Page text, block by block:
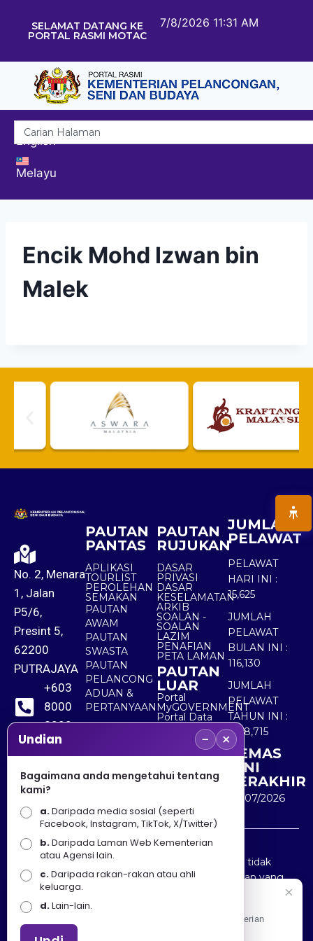
SELAMAT DATANG KE
PORTAL RASMI MOTAC
7/8/2026 11:31 AM
English
Melayu
Encik Mohd Izwan bin
Malek
No. 2, Menara
1, Jalan
P5/6,
Presint 5,
62200
PUTRAJAYA
+603
8000
8000
+603
8891
7100
PAUTAN
PANTAS
APLIKASI
TOURLIST
PEROLEHAN
SEMAKAN
PAUTAN
AWAM
PAUTAN
SWASTA
PAUTAN
PELANCONG
ADUAN &
PERTANYAAN
PAUTAN
RUJUKAN
DASAR
PRIVASI
DASAR
KESELAMATAN
ARKIB
SOALAN -
SOALAN
LAZIM
PENAFIAN
PETA LAMAN
PAUTAN
LUAR
Portal
MyGOVERNMENT
Portal Data
Terbuka
Sektor Awam
JUMLAH
PELAWAT
PELAWAT
HARI INI :
15,625
JUMLAH
PELAWAT
BULAN INI :
116,130
JUMLAH
PELAWAT
TAHUN INI :
5,518,715
KEMAS
KINI
TERAKHIR
30/07/2026
Penafian : Kerajaan Malaysia dan Kementerian
Pelancongan Seni dan Budaya (MOTAC) adalah tidak
bertanggungjawab atas kehilangan atau kerugian yang
disebabkan oleh penggunaan mana-mana maklumat
yang diperolehi dari portal ini.
Undian − ×
Bagaimana anda mengetahui tentang
kami?
a.Daripada media sosial (seperti
Facebook, Instagram, TikTok, X/Twitter)
b.Daripada Laman Web Kementerian
atau Agensi lain.
c.Daripada rakan-rakan atau ahli
keluarga.
d.Lain-lain.
Apa Khabar! Selamat datang ke Portal Rasmi Kementerian
Pelancongan, Seni dan Budaya